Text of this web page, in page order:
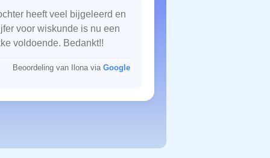
heeft veel bijgeleerd en
voor wiskunde is nu een
voldoende. Bedankt!!
Beoordeling van Ilona via Google